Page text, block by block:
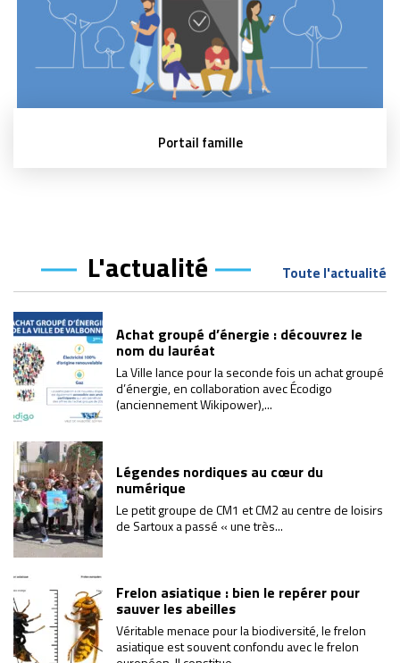
Portail famille
L'actualité Toute l'actualité
Achat groupé d’énergie : découvrez le
nom du lauréat
La Ville lance pour la seconde fois un achat groupé
d’énergie, en collaboration avec Écodigo
(anciennement Wikipower),...
Légendes nordiques au cœur du
numérique
Le petit groupe de CM1 et CM2 au centre de loisirs
de Sartoux a passé « une très...
Frelon asiatique : bien le repérer pour
sauver les abeilles
Véritable menace pour la biodiversité, le frelon
asiatique est souvent confondu avec le frelon